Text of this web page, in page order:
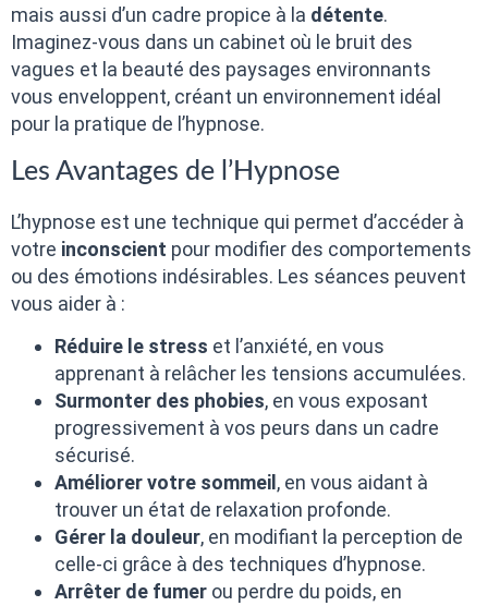
mais aussi d’un cadre propice à la détente.
Imaginez-vous dans un cabinet où le bruit des
vagues et la beauté des paysages environnants
vous enveloppent, créant un environnement idéal
pour la pratique de l’hypnose.
Les Avantages de l’Hypnose
L’hypnose est une technique qui permet d’accéder à
votre inconscient pour modifier des comportements
ou des émotions indésirables. Les séances peuvent
vous aider à :
Réduire le stress et l’anxiété, en vous
apprenant à relâcher les tensions accumulées.
Surmonter des phobies, en vous exposant
progressivement à vos peurs dans un cadre
sécurisé.
Améliorer votre sommeil , en vous aidant à
trouver un état de relaxation profonde.
Gérer la douleur, en modifiant la perception de
celle-ci grâce à des techniques d’hypnose.
Arrêter de fumer ou perdre du poids, en